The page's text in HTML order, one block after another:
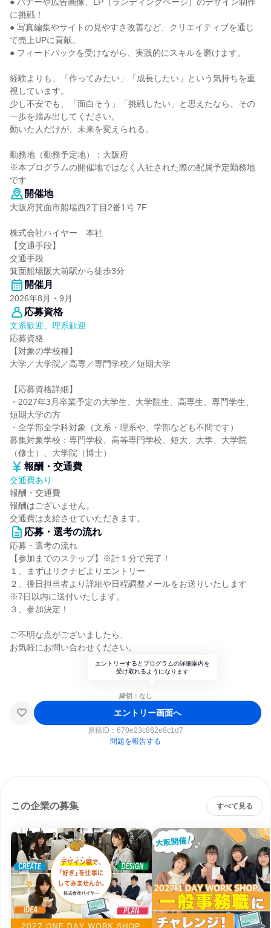
に挑戦！
● 写真編集やサイトの見やすさ改善など、クリエイティブを通じ
て売上UPに貢献。
● フィードバックを受けながら、実践的にスキルを磨けます。
経験よりも、「作ってみたい」「成長したい」という気持ちを重
視しています。
少し不安でも、「面白そう」「挑戦したい」と思えたなら、その
一歩を踏み出してください。
動いた人だけが、未来を変えられる。
勤務地（勤務予定地）：大阪府
※本プログラムの開催地ではなく入社された際の配属予定勤務地
です
開催地
大阪府箕面市船場西2丁目2番1号 7F
株式会社ハイヤー 本社
【交通手段】
交通手段
箕面船場阪大前駅から徒歩3分
開催月
2026年8月・9月
応募資格
文系歓迎、理系歓迎
応募資格
【対象の学校種】
大学／大学院／高専／専門学校／短期大学
【応募資格詳細】
・2027年3月卒業予定の大学生、大学院生、高専生、専門学生、
短期大学の方
・全学部全学科対象（文系・理系や、学部なども不問です）
募集対象学校：専門学校、高等専門学校、短大、大学、大学院
（修士）、大学院（博士）
報酬・交通費
交通費あり
報酬・交通費
報酬はございません。
交通費は支給させていただきます。
応募・選考の流れ
応募・選考の流れ
【参加までのステップ】※計１分で完了！
１、まずはリクナビよりエントリー
２、後日担当者より詳細や日程調整メールをお送りいたします
※7日以内に送付いたします。
３、参加決定！
ご不明な点がございましたら、
お気軽にお問い合わせください。
エントリーするとプログラムの詳細案内を
受け取れるようになります
締切：なし
エントリー画面へ
原稿ID： 670e23c862e8c1d7
問題を報告する
この企業の募集 すべて見る